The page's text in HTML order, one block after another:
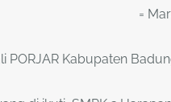
=
PORJAR Kabupaten